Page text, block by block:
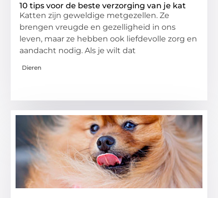
10 tips voor de beste verzorging van je kat
Katten zijn geweldige metgezellen. Ze
brengen vreugde en gezelligheid in ons
leven, maar ze hebben ook liefdevolle zorg en
aandacht nodig. Als je wilt dat
Dieren